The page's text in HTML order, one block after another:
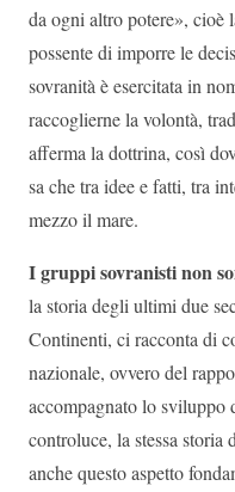
da ogni altro potere», cioè
possente di imporre le
sovranità è esercitata in
raccoglierne la volontà,
afferma la dottrina, così
sa che tra idee e fatti, tra
mezzo il mare.
I gruppi sovranisti non
la storia degli ultimi due
Continenti, ci racconta di
nazionale, ovvero del
accompagnato lo
controluce, la stessa storia
anche questo aspetto